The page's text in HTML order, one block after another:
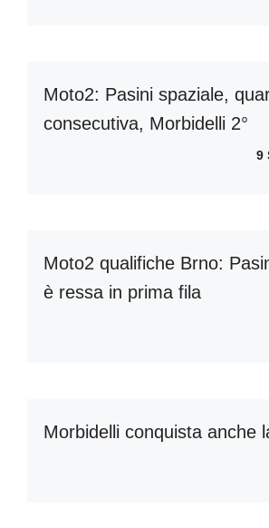
Moto2: Pasini spaziale,
consecutiva, Morbidelli 2°
9
Moto2 qualifiche Brno:
è ressa in prima fila
Morbidelli conquista anche